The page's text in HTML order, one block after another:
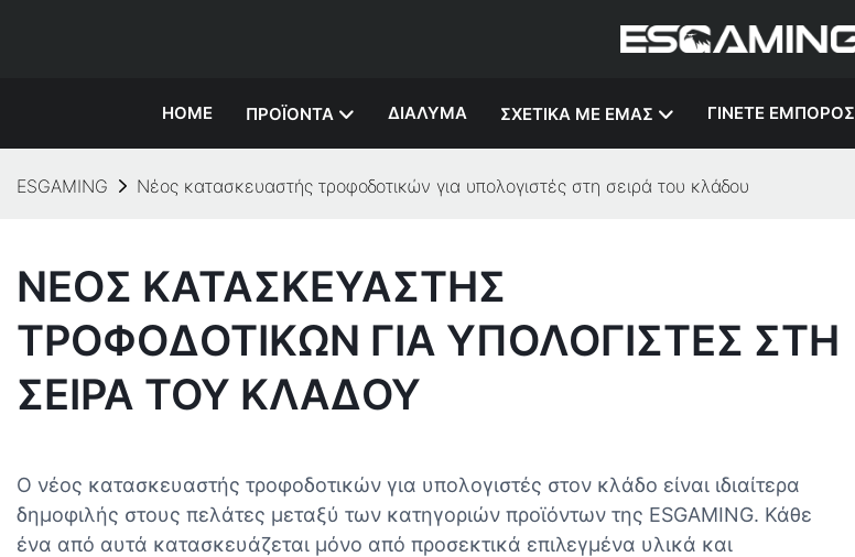
HOME ΠΡΟΪΌΝΤΑ ΔΙΆΛΥΜΑ ΣΧΕΤΙΚΆ ΜΕ ΕΜΆΣ ΓΊΝΕΤΕ ΈΜΠΟΡΟΣ
ESGAMING Νέος κατασκευαστής τροφοδοτικών για υπολογιστές στη σειρά του κλάδου
ΝΈΟΣ ΚΑΤΑΣΚΕΥΑΣΤΉΣ
ΤΡΟΦΟΔΟΤΙΚΏΝ ΓΙΑ ΥΠΟΛΟΓΙΣΤΈΣ ΣΤΗ
ΣΕΙΡΆ ΤΟΥ ΚΛΆΔΟΥ
Ο νέος κατασκευαστής τροφοδοτικών για υπολογιστές στον κλάδο είναι ιδιαίτερα
δημοφιλής στους πελάτες μεταξύ των κατηγοριών προϊόντων της ESGAMING. Κάθε
ένα από αυτά κατασκευάζεται μόνο από προσεκτικά επιλεγμένα υλικά και